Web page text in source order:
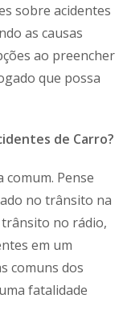
sobre acidentes
as causas
ao preencher
que possa
de Carro?
Pense
no trânsito na
no rádio,
em um
comuns dos
fatalidade